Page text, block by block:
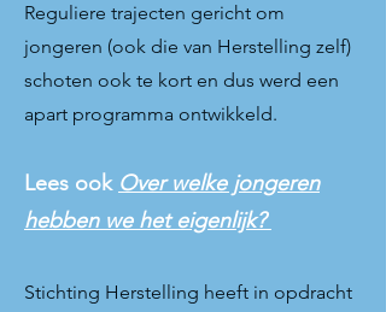
Reguliere trajecten gericht om
jongeren (ook die van Herstelling zelf)
schoten ook te kort en dus werd een
apart programma ontwikkeld.
Lees ook Over welke jongeren
hebben we het eigenlijk?
Stichting Herstelling heeft in opdracht